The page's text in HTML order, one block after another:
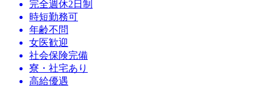
完全週休2日制
時短勤務可
年齢不問
女医歓迎
社会保険完備
寮・社宅あり
高給優遇